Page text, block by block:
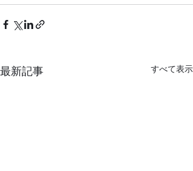
最新記事 すべて表示